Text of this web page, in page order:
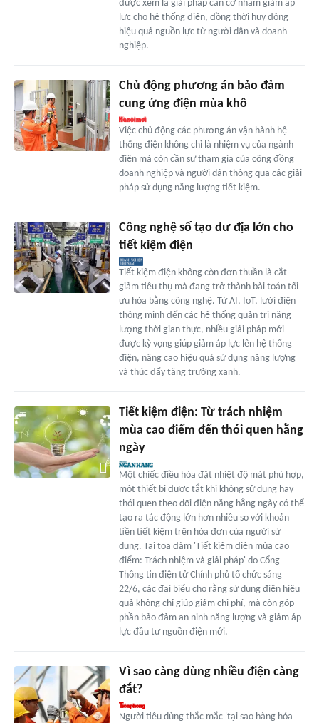
được xem là giải pháp căn cơ nhằm giảm áp
lực cho hệ thống điện, đồng thời huy động
hiệu quả nguồn lực từ người dân và doanh
nghiệp.
Chủ động phương án bảo đảm
cung ứng điện mùa khô
Việc chủ động các phương án vận hành hệ
thống điện không chỉ là nhiệm vụ của ngành
điện mà còn cần sự tham gia của cộng đồng
doanh nghiệp và người dân thông qua các giải
pháp sử dụng năng lượng tiết kiệm.
Công nghệ số tạo dư địa lớn cho
tiết kiệm điện
Tiết kiệm điện không còn đơn thuần là cắt
giảm tiêu thụ mà đang trở thành bài toán tối
ưu hóa bằng công nghệ. Từ AI, IoT, lưới điện
thông minh đến các hệ thống quản trị năng
lượng thời gian thực, nhiều giải pháp mới
được kỳ vọng giúp giảm áp lực lên hệ thống
điện, nâng cao hiệu quả sử dụng năng lượng
và thúc đẩy tăng trưởng xanh.
Tiết kiệm điện: Từ trách nhiệm
mùa cao điểm đến thói quen hằng
ngày
Một chiếc điều hòa đặt nhiệt độ mát phù hợp,
một thiết bị được tắt khi không sử dụng hay
thói quen theo dõi điện năng hằng ngày có thể
tạo ra tác động lớn hơn nhiều so với khoản
tiền tiết kiệm trên hóa đơn của người sử
dụng. Tại tọa đàm 'Tiết kiệm điện mùa cao
điểm: Trách nhiệm và giải pháp' do Cổng
Thông tin điện tử Chính phủ tổ chức sáng
22/6, các đại biểu cho rằng sử dụng điện hiệu
quả không chỉ giúp giảm chi phí, mà còn góp
phần bảo đảm an ninh năng lượng và giảm áp
lực đầu tư nguồn điện mới.
Vì sao càng dùng nhiều điện càng
đắt?
Người tiêu dùng thắc mắc 'tại sao hàng hóa